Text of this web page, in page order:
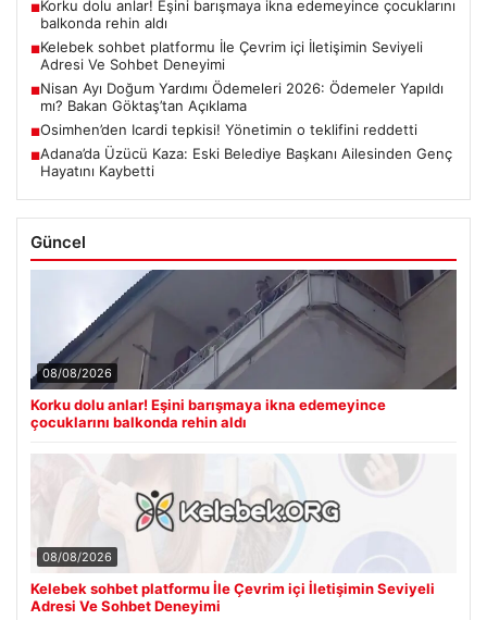
■Korku dolu anlar! Eşini barışmaya ikna edemeyince çocuklarını
balkonda rehin aldı
■Kelebek sohbet platformu İle Çevrim içi İletişimin Seviyeli
Adresi Ve Sohbet Deneyimi
■Nisan Ayı Doğum Yardımı Ödemeleri 2026: Ödemeler Yapıldı
mı? Bakan Göktaş’tan Açıklama
■Osimhen’den Icardi tepkisi! Yönetimin o teklifini reddetti
■Adana’da Üzücü Kaza: Eski Belediye Başkanı Ailesinden Genç
Hayatını Kaybetti
Güncel
08/08/2026
Korku dolu anlar! Eşini barışmaya ikna edemeyince
çocuklarını balkonda rehin aldı
08/08/2026
Kelebek sohbet platformu İle Çevrim içi İletişimin Seviyeli
Adresi Ve Sohbet Deneyimi